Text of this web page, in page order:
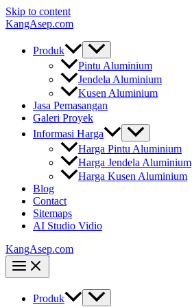
Skip to content
KangAsep.com
Produk
Pintu Aluminium
Jendela Aluminium
Kusen Aluminium
Jasa Pemasangan
Galeri Proyek
Informasi Harga
Harga Pintu Aluminium
Harga Jendela Aluminium
Harga Kusen Aluminium
Blog
Contact
Sitemaps
AI Studio Vidio
KangAsep.com
Produk